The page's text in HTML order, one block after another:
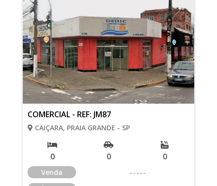
COMERCIAL - REF: JM87
CAIÇARA, PRAIA GRANDE - SP
0 0 0
Venda -----